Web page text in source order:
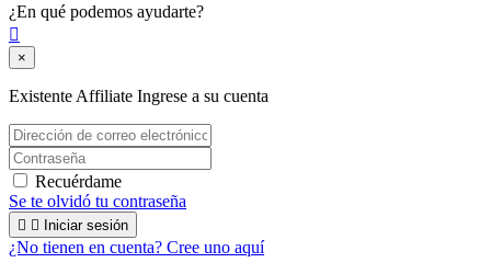
¿En qué podemos ayudarte?

×
Existente Affiliate Ingrese a su cuenta
Recuérdame
Se te olvidó tu contraseña
  Iniciar sesión
¿No tienen en cuenta? Cree uno aquí